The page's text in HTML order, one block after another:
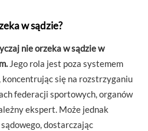
w sądzie?
nie orzeka w sądzie w
Jego rola jest poza systemem
się na rozstrzyganiu
federacji sportowych, organów
ekspert. Może jednak
dostarczając